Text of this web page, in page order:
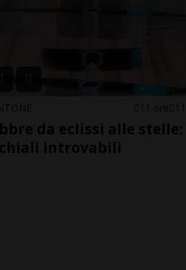
11 ore 11
da eclissi alle stelle:
introvabili